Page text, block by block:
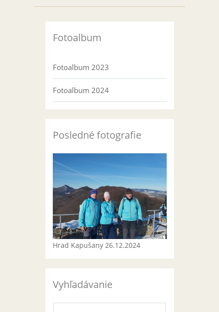
Fotoalbum
Fotoalbum 2023
Fotoalbum 2024
Posledné fotografie
Hrad Kapušany 26.12.2024
Vyhľadávanie